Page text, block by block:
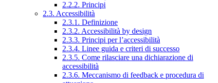
2.2.2. Principi
2.3. Accessibilità
2.3.1. Definizione
2.3.2. Accessibilità by design
2.3.3. Principi per l’accessibilità
2.3.4. Linee guida e criteri di successo
2.3.5. Come rilasciare una dichiarazione di
accessibilità
2.3.6. Meccanismo di feedback e procedura di